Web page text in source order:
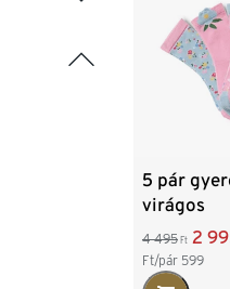
5 pár
virágos
4 495 Ft 2
Ft/pár 599